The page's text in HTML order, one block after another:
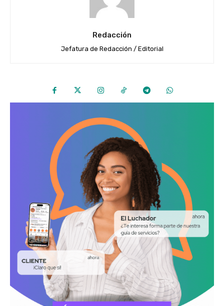
Redacción
Jefatura de Redacción / Editorial